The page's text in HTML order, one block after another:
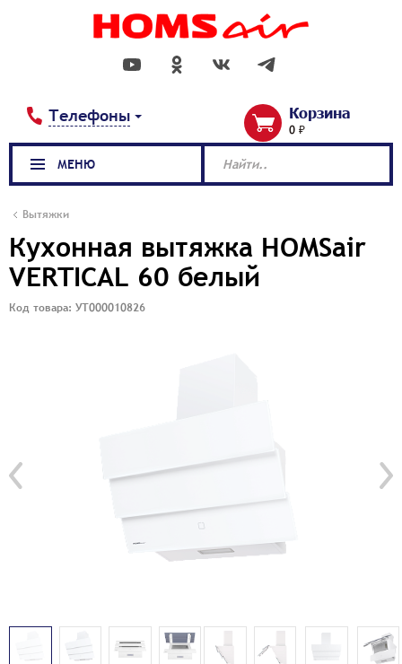
Телефоны Корзина
0 ₽
Вытяжки
Кухонная вытяжка HOMSair
VERTICAL 60 белый
Код товара: УТ000010826
МЕНЮ Найти..